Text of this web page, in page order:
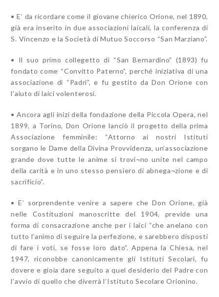
• E’ da ricordare come il giovane chierico Orione, nel 1890,
già era inserito in due associazioni laicali, la conferenza di
S. Vincenzo e la Società di Mutuo Soccorso “San Marziano”.
• Il suo primo collegetto di “San Bernardino” (1893) fu
fondato come “Convitto Paterno”, perché iniziativa di una
associazione di “Padri”, e fu gestito da Don Orione con
l’aiuto di laici volenterosi.
• Ancora agli inizi della fondazione della Piccola Opera, nel
1899, a Torino, Don Orione lanciò il progetto della prima
Associazione femminile: “Attorno ai nostri Istituti
sorgano le Dame della Divina Provvidenza, un’associazione
grande dove tutte le anime si trovi¬no unite nel campo
della carità e in uno stesso pensiero di abnega¬zione e di
sacrificio”.
• E’ sorprendente venire a sapere che Don Orione, già
nelle Costituzioni manoscritte del 1904, previde una
forma di consacrazione anche per i laici “che anelano con
tutto l’animo di seguire la perfezione, e sarebbero disposti
di fare i voti, se fosse loro dato”. Appena la Chiesa, nel
1947, riconobbe canonicamente gli Istituti Secolari, fu
dovere e gioia dare seguito a quel desiderio del Padre con
l’avvio di quello che diverrà l’Istituto Secolare Orionino.